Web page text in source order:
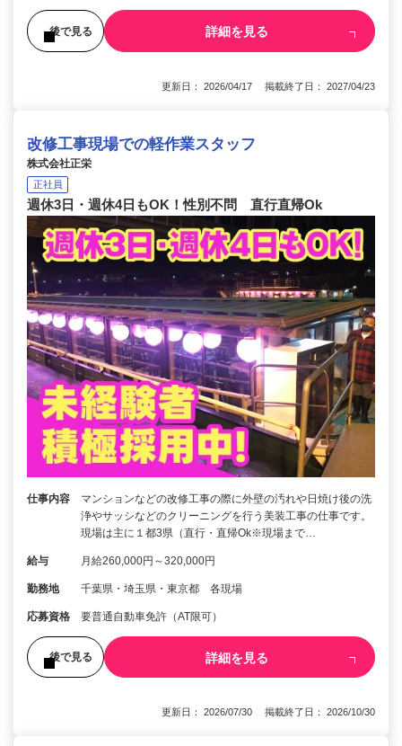
後で見る 詳細を見る
更新日： 2026/04/17 掲載終了日： 2027/04/23
改修工事現場での軽作業スタッフ
株式会社正栄
正社員
週休3日・週休4日もOK！性別不問 直行直帰Ok
仕事内容
マンションなどの改修工事の際に外壁の汚れや日焼け後の洗
浄やサッシなどのクリーニングを行う美装工事の仕事です。
現場は主に１都3県（直行・直帰Ok※現場まで…
給与 月給260,000円～320,000円
勤務地 千葉県・埼玉県・東京都 各現場
応募資格 要普通自動車免許（AT限可）
後で見る 詳細を見る
更新日： 2026/07/30 掲載終了日： 2026/10/30